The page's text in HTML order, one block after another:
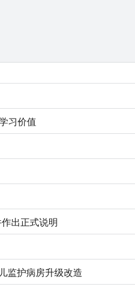
习价值
出正式说明
监护病房升级改造